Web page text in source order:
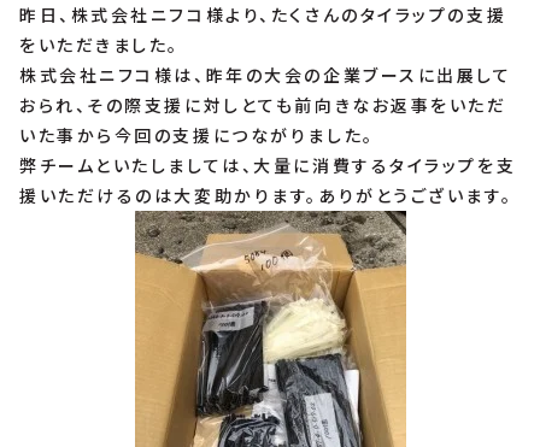
昨日、株式会社ニフコ様より、たくさんのタイラップの支援
をいただきました。
株式会社ニフコ様は、昨年の大会の企業ブースに出展して
おられ、その際支援に対しとても前向きなお返事をいただ
いた事から今回の支援につながりました。
弊チームといたしましては、大量に消費するタイラップを支
援いただけるのは大変助かります。ありがとうございます。